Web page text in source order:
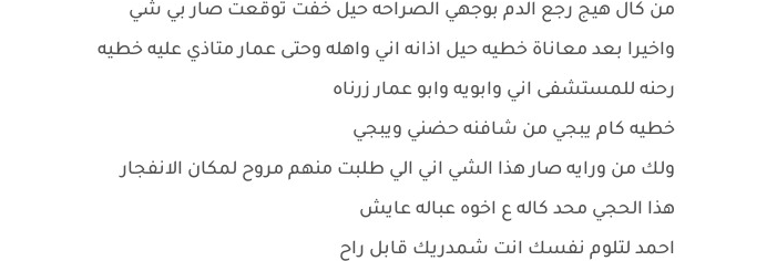
من كال هيج رجع الدم بوجهي الصراحه حيل خفت توقعت صار بي شي
واخيرا بعد معاناة خطيه حيل اذانه اني واهله وحتى عمار متاذي عليه خطيه
رحنه للمستشفى اني وابويه وابو عمار زرناه
خطيه كام يبجي من شافنه حضني ويبجي
ولك من ورايه صار هذا الشي اني الي طلبت منهم مروح لمكان الانفجار
هذا الحجي محد كاله ع اخوه عباله عايش
احمد لتلوم نفسك انت شمدريك قابل راح